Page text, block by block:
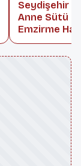
Seydişehir
Anne Sütü
Emzirme